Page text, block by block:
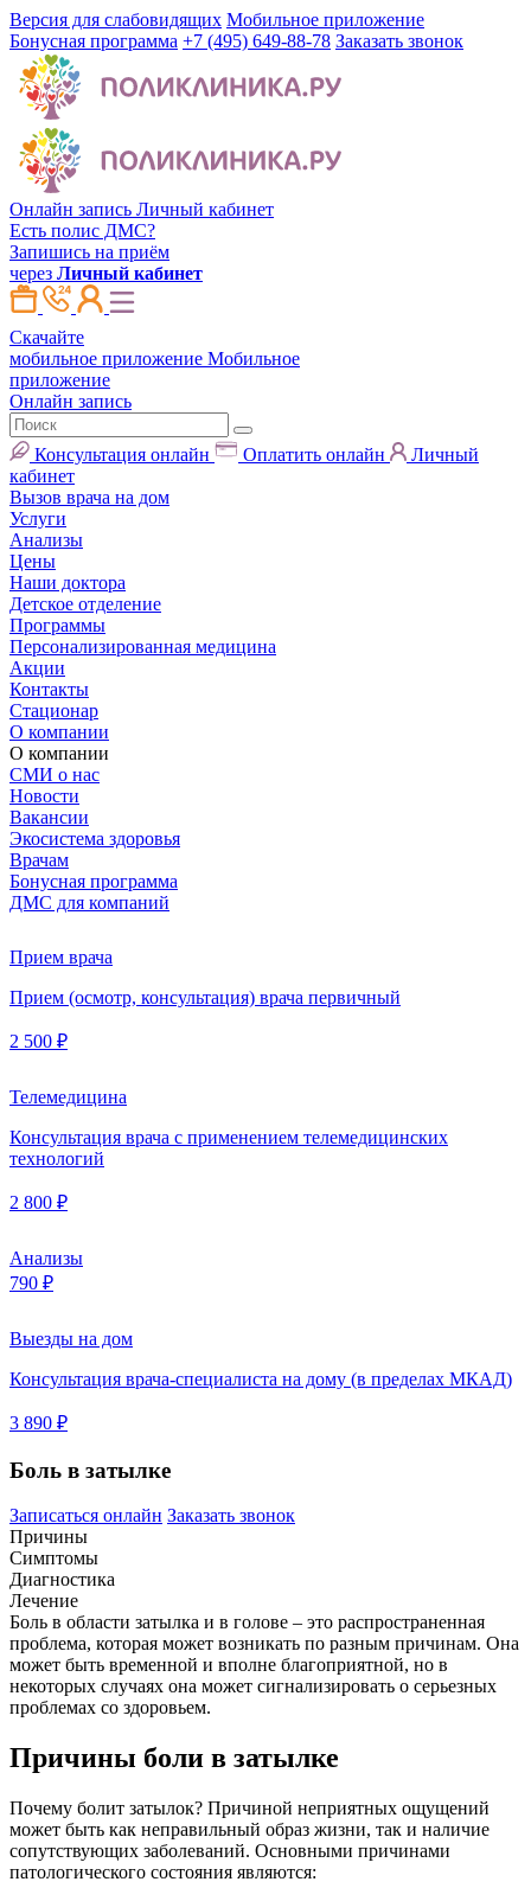
Версия для слабовидящих Мобильное приложение
Бонусная программа +7 (495) 649-88-78 Заказать звонок
Онлайн запись Личный кабинет
Есть полис ДМС?
Запишись на приём
через Личный кабинет
Скачайте
мобильное приложение Мобильное
приложение
Онлайн запись
Консультация онлайн Оплатить онлайн
Личный
кабинет
Вызов врача на дом
Услуги
Анализы
Цены
Наши доктора
Детское отделение
Программы
Персонализированная медицина
Акции
Контакты
Стационар
О компании
О компании
СМИ о нас
Новости
Вакансии
Экосистема здоровья
Врачам
Бонусная программа
ДМС для компаний
Прием врача
Прием (осмотр, консультация) врача первичный
2 500 ₽
Телемедицина
Консультация врача с применением телемедицинских
технологий
2 800 ₽
Анализы
790 ₽
Выезды на дом
Консультация врача-специалиста на дому (в пределах МКАД)
3 890 ₽
Боль в затылке
Записаться онлайн Заказать звонок
Причины
Симптомы
Диагностика
Лечение
Боль в области затылка и в голове – это распространенная
проблема, которая может возникать по разным причинам. Она
может быть временной и вполне благоприятной, но в
некоторых случаях она может сигнализировать о серьезных
проблемах со здоровьем.
Причины боли в затылке
Почему болит затылок? Причиной неприятных ощущений
может быть как неправильный образ жизни, так и наличие
сопутствующих заболеваний. Основными причинами
патологического состояния являются: